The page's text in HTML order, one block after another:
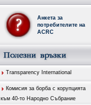
Анкета за
потребителите на
ACRC
Transparency International
Комисия за борба с корупцията
към 40-то Народно Събрание